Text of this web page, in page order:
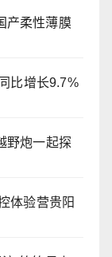
产柔性薄膜
比增长9.7%
野炮一起探
体验营贵阳